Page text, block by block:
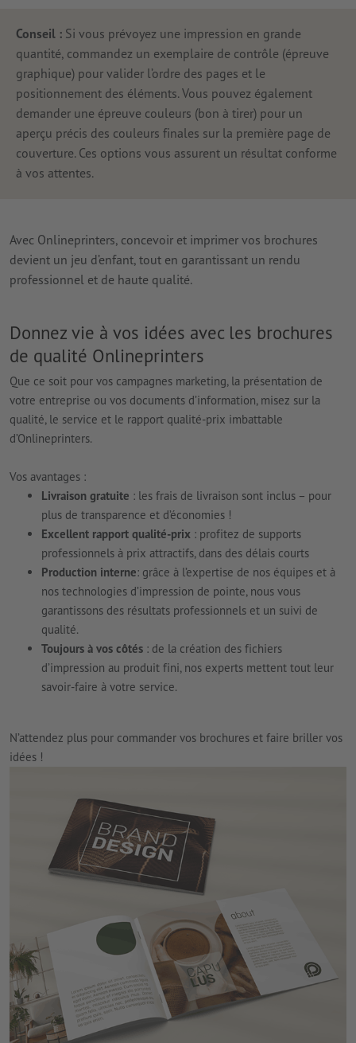
Conseil :Si vous prévoyez une impression en grande
quantité, commandez un exemplaire de contrôle (épreuve
graphique) pour valider l’ordre des pages et le
positionnement des éléments. Vous pouvez également
demander une épreuve couleurs (bon à tirer) pour un
aperçu précis des couleurs finales sur la première page de
couverture. Ces options vous assurent un résultat conforme
à vos attentes.
Avec Onlineprinters, concevoir et imprimer vos brochures
devient un jeu d’enfant, tout en garantissant un rendu
professionnel et de haute qualité.
Donnez vie à vos idées avec les brochures
de qualité Onlineprinters
Que ce soit pour vos campagnes marketing, la présentation de
votre entreprise ou vos documents d’information, misez sur la
qualité, le service et le rapport qualité-prix imbattable
d’Onlineprinters.
Vos avantages :
Livraison gratuite : les frais de livraison sont inclus – pour
plus de transparence et d’économies !
Excellent rapport qualité-prix : profitez de supports
professionnels à prix attractifs, dans des délais courts
Production interne: grâce à l’expertise de nos équipes et à
nos technologies d’impression de pointe, nous vous
garantissons des résultats professionnels et un suivi de
qualité.
Toujours à vos côtés : de la création des fichiers
d’impression au produit fini, nos experts mettent tout leur
savoir-faire à votre service.
N’attendez plus pour commander vos brochures et faire briller vos
idées !